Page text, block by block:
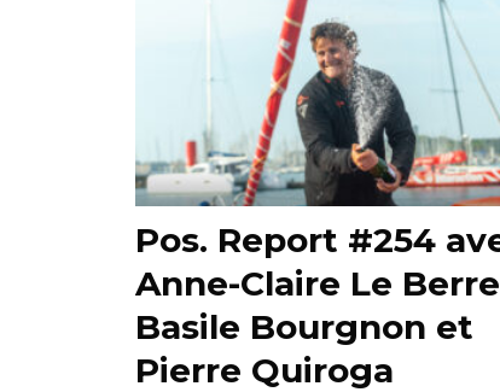
Pos. Report #254
Anne-Claire Le
Basile Bourgnon et
Pierre Quiroga